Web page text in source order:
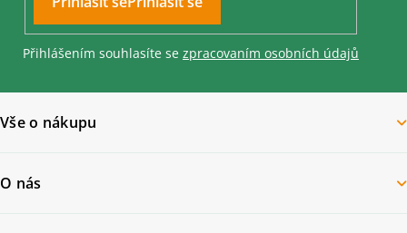
Přihlášením souhlasíte se zpracovaním osobních údajů
Vše o nákupu
O nás